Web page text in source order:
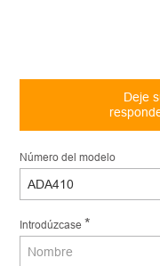
Deje
Número del modelo
Introdúzcase*